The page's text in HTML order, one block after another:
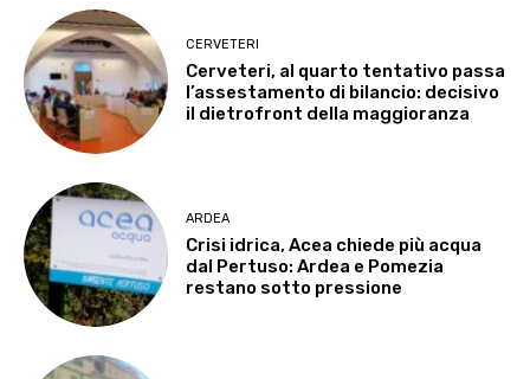
CERVETERI
Cerveteri, al quarto tentativo passa
l’assestamento di bilancio: decisivo
il dietrofront della maggioranza
ARDEA
Crisi idrica, Acea chiede più acqua
dal Pertuso: Ardea e Pomezia
restano sotto pressione